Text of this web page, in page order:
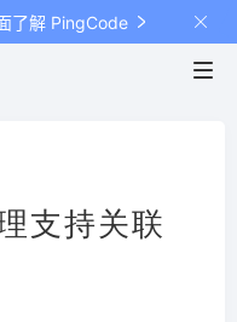
了解 PingCode
支持关联